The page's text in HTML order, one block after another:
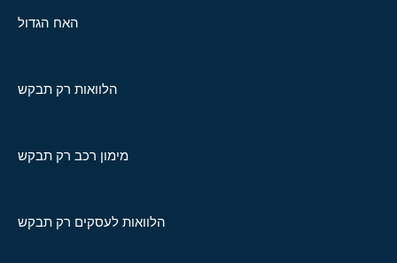
האח הגדול
הלוואות רק תבקש
מימון רכב רק תבקש
הלוואות לעסקים רק תבקש